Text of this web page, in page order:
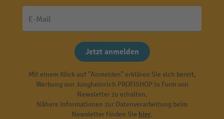
E-Mail
Jetzt anmelden
Mit einem Klick auf "Anmelden" erklären Sie sich bereit,
Werbung von Jungheinrich PROFISHOP in Form von
Newsletter zu erhalten.
Nähere Informationen zur Datenverarbeitung beim
Newsletter finden Sie hier.